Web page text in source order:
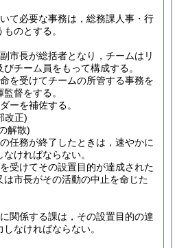
て必要な事務は，総務課人事・行
のとする。
市長が総括者となり，チームはリ
チーム員をもって構成する。
を受けてチームの所管する事務を
督をする。
ーを補佐する。
改正)
解散)
任務が終了したときは，速やかに
ければならない。
受けてその設置目的が達成された
は市長がその活動の中止を命じた
関係する課は，その設置目的の達
なければならない。